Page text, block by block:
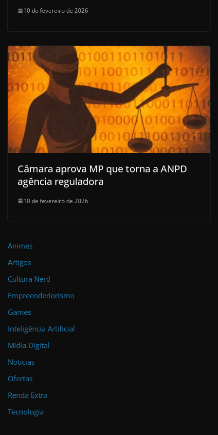
10 de fevereiro de 2026
Câmara aprova MP que torna a ANPD
agência reguladora
10 de fevereiro de 2026
Animes
Artigos
Cultura Nerd
Empreendedorismo
Games
Inteligência Artificial
Mídia Digital
Noticias
Ofertas
Renda Extra
Tecnologia